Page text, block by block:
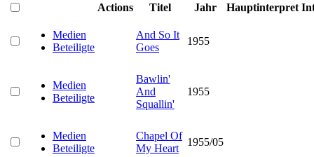
Actions Titel Jahr Hauptinterpret
Medien
Beteiligte
And So It
Goes
1955
Medien
Beteiligte
Bawlin'
And
Squallin'
1955
Medien
Beteiligte
Chapel Of
My Heart
1955/05